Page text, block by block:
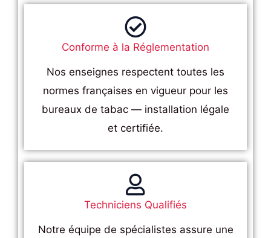
Conforme à la Réglementation
Nos enseignes respectent toutes les
normes françaises en vigueur pour les
bureaux de tabac — installation légale
et certifiée.
Techniciens Qualifiés
Notre équipe de spécialistes assure une